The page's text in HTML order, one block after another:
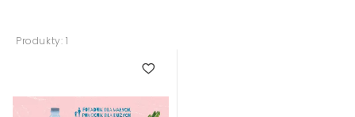
Produkty: 1
5.00